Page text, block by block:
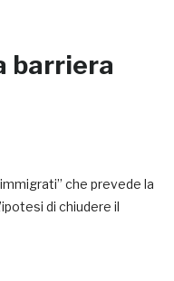
barriera
che prevede la
di chiudere il